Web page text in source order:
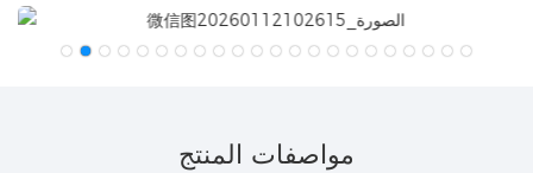
مواصفات المنتج